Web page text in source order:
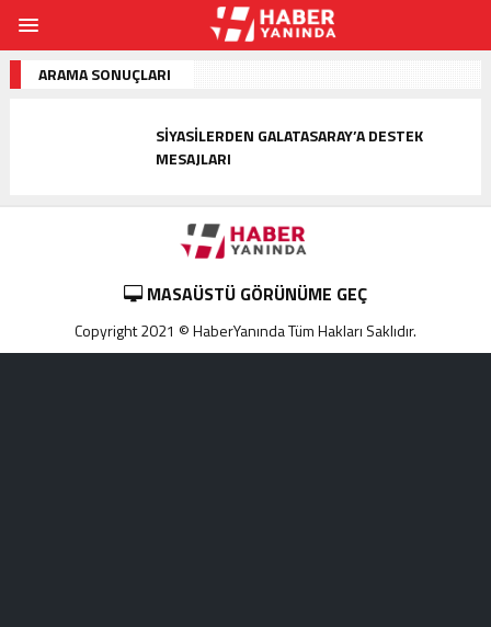
ARAMA SONUÇLARI
SIYASILERDEN GALATASARAY’A DESTEK
MESAJLARI
MASAÜSTÜ GÖRÜNÜME GEÇ
Copyright 2021 © HaberYanında Tüm Hakları Saklıdır.